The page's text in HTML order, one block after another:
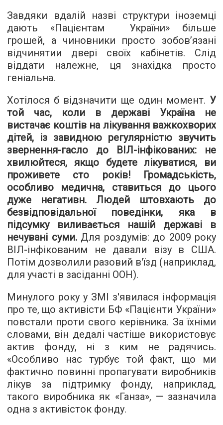
Завдяки вдалій назві структури іноземці
дають «Пацієнтам України» більше
грошей, а чиновники просто зобов’язані
відчинятии двері своїх кабінетів. Слід
віддати належне, ця знахідка просто
геніальна.
Хотілося б відзначити ще один момент. У
той час, коли в державі Україна не
вистачає коштів на лікування важкохворих
дітей, із завидною регулярністю звучить
звернення-гасло до ВІЛ-інфікованих: не
хвилюйтеся, якщо будете лікуватися, ви
проживете сто років! Громадськість,
особливо медична, ставиться до цього
дуже негативн. Людей штовхають до
безвідповідальної поведінки, яка в
підсумку виливається нашій державі в
нечувані суми.Для роздумів: до 2009 року
ВІЛ-інфікованим не давали візу в США.
Потім дозволили разовий в'їзд (наприклад,
для участі в засіданні ООН).
Минулого року у ЗМІ з'явилася інформація
про те, що активісти БФ «Пацієнти України»
повстали проти свого керівника. За їхніми
словами, він дедалі частіше використовує
актив фонду, ні з ким не радячись.
«Особливо нас турбує той факт, що ми
фактично повинні пропагувати виробників
лікув за підтримку фонду, наприклад,
такого виробника як «Ганза», — зазначила
одна з активісток фонду.